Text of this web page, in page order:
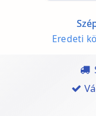
Eredeti